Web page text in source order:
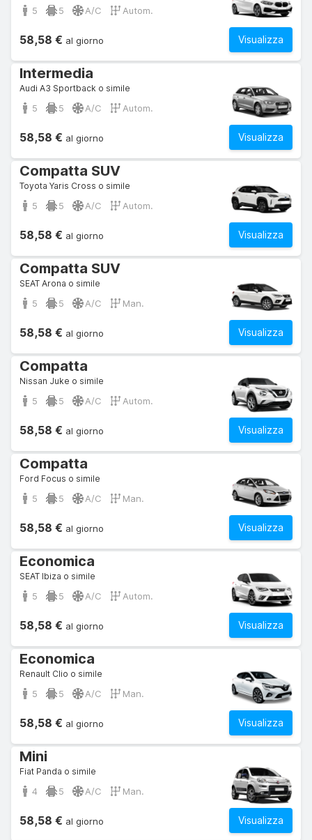
5 5 A/C Autom.
Visualizza
58,58 € al giorno
Intermedia
Audi A3 Sportback o simile
5 5 A/C Autom.
Visualizza
58,58 € al giorno
Compatta SUV
Toyota Yaris Cross o simile
5 5 A/C Autom.
Visualizza
58,58 € al giorno
Compatta SUV
SEAT Arona o simile
5 5 A/C Man.
Visualizza
58,58 € al giorno
Compatta
Nissan Juke o simile
5 5 A/C Autom.
Visualizza
58,58 € al giorno
Compatta
Ford Focus o simile
5 5 A/C Man.
Visualizza
58,58 € al giorno
Economica
SEAT Ibiza o simile
5 5 A/C Autom.
Visualizza
58,58 € al giorno
Economica
Renault Clio o simile
5 5 A/C Man.
Visualizza
58,58 € al giorno
Mini
Fiat Panda o simile
4 5 A/C Man.
Visualizza
58,58 € al giorno